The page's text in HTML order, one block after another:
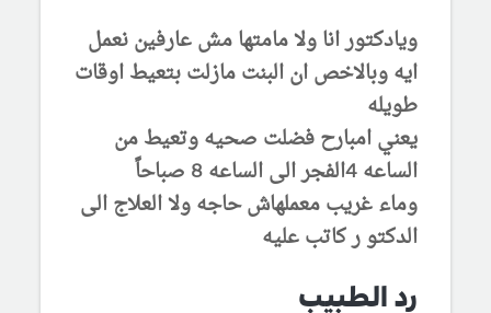
ويادكتور انا ولا مامتها مش عارفين نعمل
ايه وبالاخص ان البنت مازلت بتعيط اوقات
طويله
يعني امبارح فضلت صحيه وتعيط من
الساعه 4الفجر الى الساعه 8 صباحاً
وماء غريب معملهاش حاجه ولا العلاج الى
الدكتو ر كاتب عليه
رد الطبيب